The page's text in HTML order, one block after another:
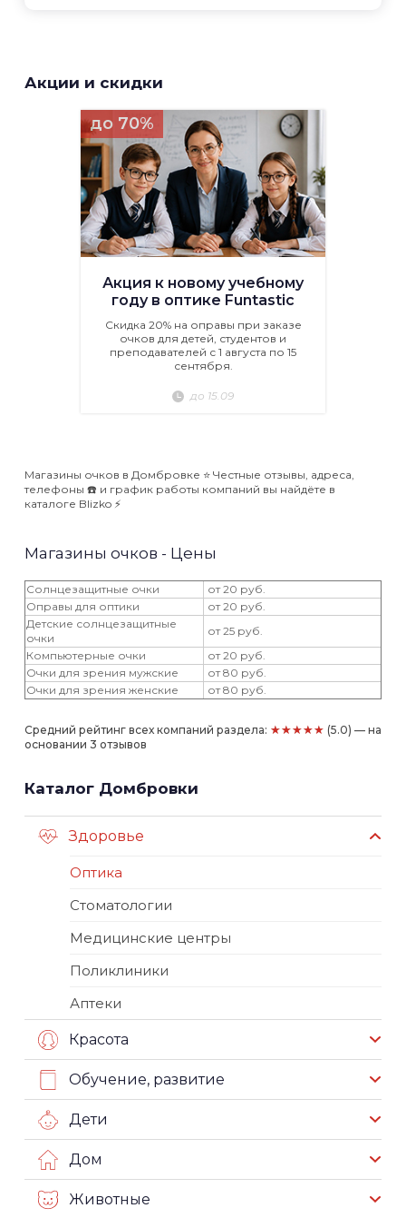
Акции и скидки
до 70%
Акция к новому учебному
году в оптике Funtastic
Скидка 20% на оправы при заказе
очков для детей, студентов и
преподавателей с 1 августа по 15
сентября.
до 15.09
Магазины очков в Домбровке ⭐️ Честные отзывы, адреса,
телефоны ☎️ и график работы компаний вы найдёте в
каталоге Blizko ⚡️
Магазины очков - Цены
Солнцезащитные очки
от 20 руб.
Оправы для оптики
от 20 руб.
Детские солнцезащитные
очки
от 25 руб.
Компьютерные очки
от 20 руб.
Очки для зрения мужские
от 80 руб.
Очки для зрения женские
от 80 руб.
Средний рейтинг всех компаний раздела: ★★★★★ (5.0) — на
основании 3 отзывов
Каталог Домбровки
Здоровье
Оптика
Стоматологии
Медицинские центры
Поликлиники
Аптеки
Красота
Обучение, развитие
Дети
Дом
Животные